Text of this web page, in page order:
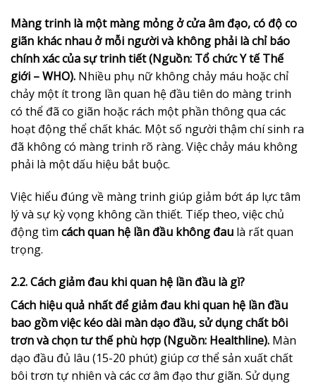
Màng trinh là một màng mỏng ở cửa âm đạo, có độ co
giãn khác nhau ở mỗi người và không phải là chỉ báo
chính xác của sự trinh tiết (Nguồn: Tổ chức Y tế Thế
giới – WHO). Nhiều phụ nữ không chảy máu hoặc chỉ
chảy một ít trong lần quan hệ đầu tiên do màng trinh
có thể đã co giãn hoặc rách một phần thông qua các
hoạt động thể chất khác. Một số người thậm chí sinh ra
đã không có màng trinh rõ ràng. Việc chảy máu không
phải là một dấu hiệu bắt buộc.
Việc hiểu đúng về màng trinh giúp giảm bớt áp lực tâm
lý và sự kỳ vọng không cần thiết. Tiếp theo, việc chủ
động tìm cách quan hệ lần đầu không đau là rất quan
trọng.
2.2. Cách giảm đau khi quan hệ lần đầu là gì?
Cách hiệu quả nhất để giảm đau khi quan hệ lần đầu
bao gồm việc kéo dài màn dạo đầu, sử dụng chất bôi
trơn và chọn tư thế phù hợp (Nguồn: Healthline). Màn
dạo đầu đủ lâu (15-20 phút) giúp cơ thể sản xuất chất
bôi trơn tự nhiên và các cơ âm đạo thư giãn. Sử dụng